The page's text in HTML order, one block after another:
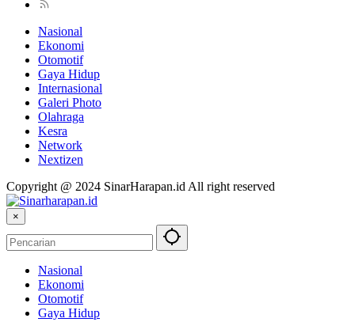
Nasional
Ekonomi
Otomotif
Gaya Hidup
Internasional
Galeri Photo
Olahraga
Kesra
Network
Nextizen
Copyright @ 2024 SinarHarapan.id All right reserved
×
Nasional
Ekonomi
Otomotif
Gaya Hidup